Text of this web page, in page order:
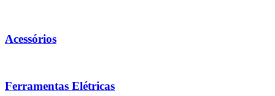
Acessórios
Ferramentas Elétricas